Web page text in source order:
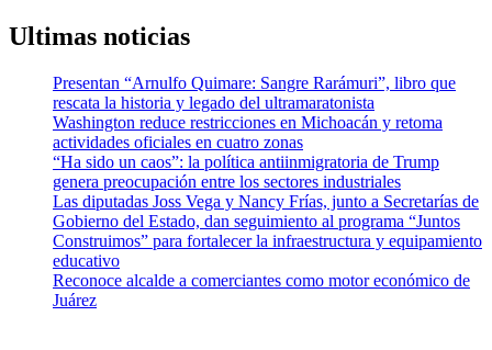
Ultimas noticias
Presentan “Arnulfo Quimare: Sangre Rarámuri”, libro que
rescata la historia y legado del ultramaratonista
Washington reduce restricciones en Michoacán y retoma
actividades oficiales en cuatro zonas
“Ha sido un caos”: la política antiinmigratoria de Trump
genera preocupación entre los sectores industriales
Las diputadas Joss Vega y Nancy Frías, junto a Secretarías de
Gobierno del Estado, dan seguimiento al programa “Juntos
Construimos” para fortalecer la infraestructura y equipamiento
educativo
Reconoce alcalde a comerciantes como motor económico de
Juárez